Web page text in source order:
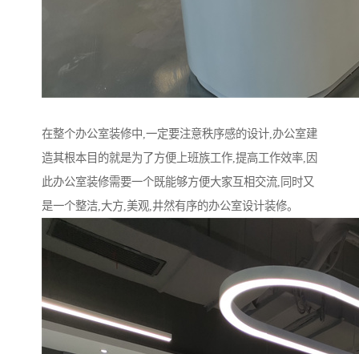
在整个办公室装修中,一定要注意秩序感的设计,办公室建
造其根本目的就是为了方便上班族工作,提高工作效率,因
此办公室装修需要一个既能够方便大家互相交流,同时又
是一个整洁,大方,美观,井然有序的办公室设计装修。